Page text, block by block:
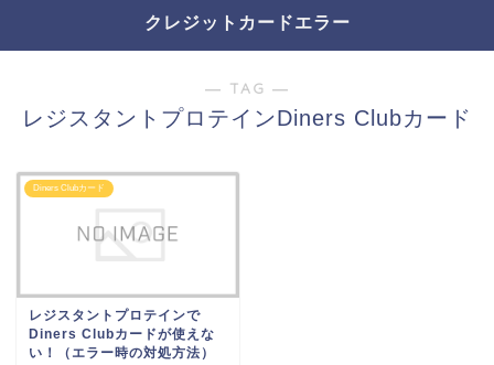
クレジットカードエラー
― TAG ―
レジスタントプロテインDiners Clubカード
Diners Clubカード
レジスタントプロテインで
Diners Clubカードが使えな
い！（エラー時の対処方法）